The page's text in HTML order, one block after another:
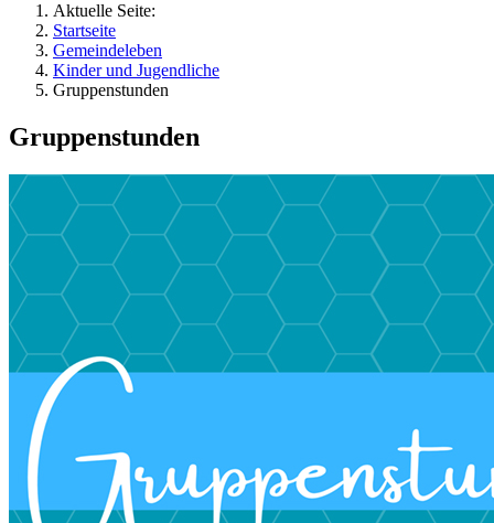
Aktuelle Seite:
Startseite
Gemeindeleben
Kinder und Jugendliche
Gruppenstunden
Gruppenstunden